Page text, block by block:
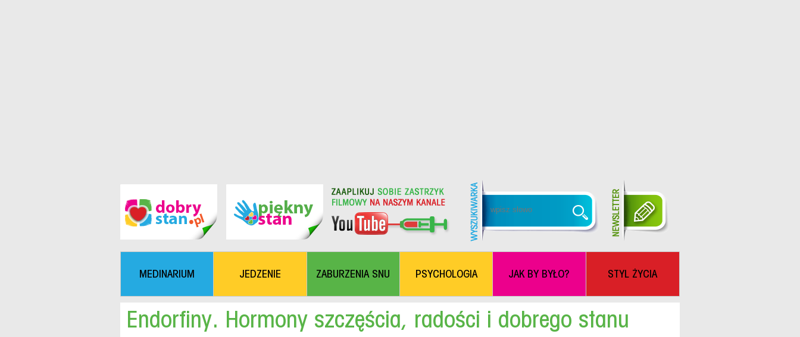
MEDINARIUM JEDZENIE ZABURZENIA SNU PSYCHOLOGIA JAK BY BYŁO? STYL ŻYCIA
Endorfiny. Hormony szczęścia, radości i dobrego stanu